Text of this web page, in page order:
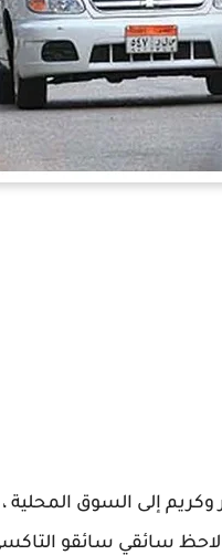
أوبر وكريم إلى السوق
، لاحظ سائقي سائقو